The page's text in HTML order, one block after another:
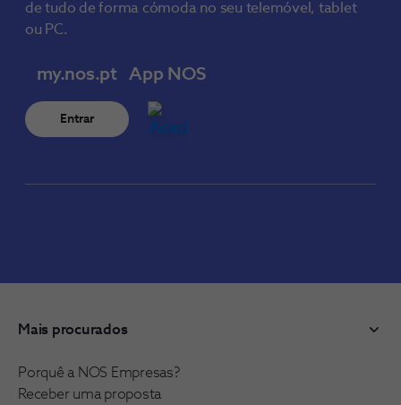
de tudo de forma cómoda no seu telemóvel, tablet
ou PC.
my.nos.pt
Entrar
App NOS
Mais procurados
Porquê a NOS Empresas?
Receber uma proposta